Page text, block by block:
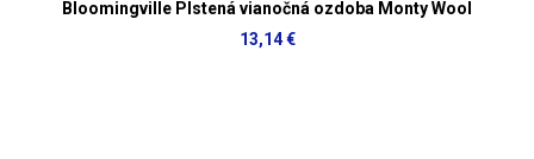
Bloomingville Plstená vianočná ozdoba Monty Wool
13,14 €